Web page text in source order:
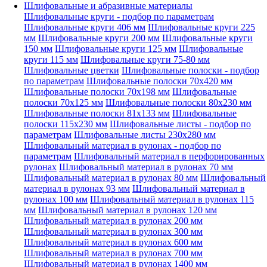
Шлифовальные и абразивные материалы
Шлифовальные круги - подбор по параметрам
Шлифовальные круги 406 мм Шлифовальные круги 225
мм Шлифовальные круги 200 мм Шлифовальные круги
150 мм Шлифовальные круги 125 мм Шлифовальные
круги 115 мм Шлифовальные круги 75-80 мм
Шлифовальные цветки Шлифовальные полоски - подбор
по параметрам Шлифовальные полоски 70x420 мм
Шлифовальные полоски 70x198 мм Шлифовальные
полоски 70x125 мм Шлифовальные полоски 80x230 мм
Шлифовальные полоски 81x133 мм Шлифовальные
полоски 115x230 мм Шлифовальные листы - подбор по
параметрам Шлифовальные листы 230x280 мм
Шлифовальный материал в рулонах - подбор по
параметрам Шлифовальный материал в перфорированных
рулонах Шлифовальный материал в рулонах 70 мм
Шлифовальный материал в рулонах 80 мм Шлифовальный
материал в рулонах 93 мм Шлифовальный материал в
рулонах 100 мм Шлифовальный материал в рулонах 115
мм Шлифовальный материал в рулонах 120 мм
Шлифовальный материал в рулонах 200 мм
Шлифовальный материал в рулонах 300 мм
Шлифовальный материал в рулонах 600 мм
Шлифовальный материал в рулонах 700 мм
Шлифовальный материал в рулонах 1400 мм